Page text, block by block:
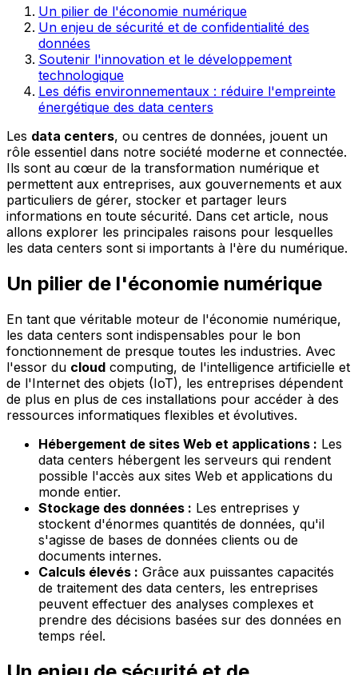
Un pilier de l'économie numérique
Un enjeu de sécurité et de confidentialité des
données
Soutenir l'innovation et le développement
technologique
Les défis environnementaux : réduire l'empreinte
énergétique des data centers
Les data centers, ou centres de données, jouent un
rôle essentiel dans notre société moderne et connectée.
Ils sont au cœur de la transformation numérique et
permettent aux entreprises, aux gouvernements et aux
particuliers de gérer, stocker et partager leurs
informations en toute sécurité. Dans cet article, nous
allons explorer les principales raisons pour lesquelles
les data centers sont si importants à l'ère du numérique.
Un pilier de l'économie numérique
En tant que véritable moteur de l'économie numérique,
les data centers sont indispensables pour le bon
fonctionnement de presque toutes les industries. Avec
l'essor du cloud computing, de l'intelligence artificielle et
de l'Internet des objets (IoT), les entreprises dépendent
de plus en plus de ces installations pour accéder à des
ressources informatiques flexibles et évolutives.
Hébergement de sites Web et applications : Les
data centers hébergent les serveurs qui rendent
possible l'accès aux sites Web et applications du
monde entier.
Stockage des données : Les entreprises y
stockent d'énormes quantités de données, qu'il
s'agisse de bases de données clients ou de
documents internes.
Calculs élevés : Grâce aux puissantes capacités
de traitement des data centers, les entreprises
peuvent effectuer des analyses complexes et
prendre des décisions basées sur des données en
temps réel.